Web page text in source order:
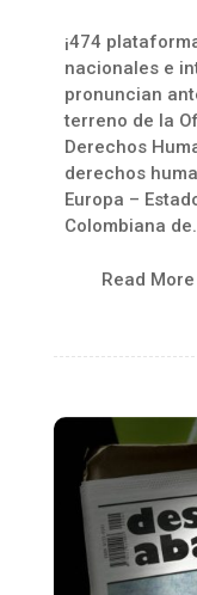
¡474
nacionales e
pronuncian
terreno de la
Derechos
derechos
Europa –
Colombiana
Read More